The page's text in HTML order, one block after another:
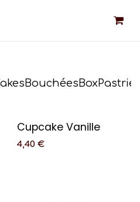
BouchéesBox
Cupcake Vanille
4,40€